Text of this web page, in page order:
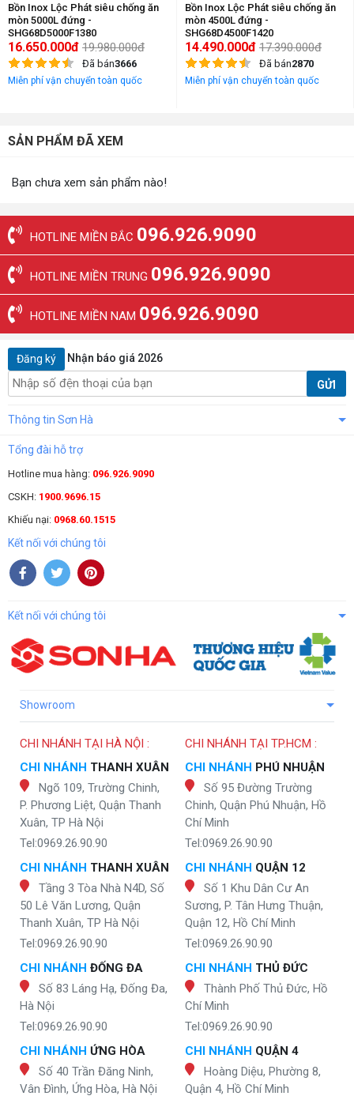
Bồn Inox Lộc Phát siêu chống ăn
mòn 5000L đứng -
SHG68D5000F1380
16.650.000đ 19.980.000đ
Đã bán3666
Miễn phí vận chuyển toàn quốc
Bồn Inox Lộc Phát siêu chống ăn
mòn 4500L đứng -
SHG68D4500F1420
14.490.000đ 17.390.000đ
Đã bán2870
Miễn phí vận chuyển toàn quốc
SẢN PHẨM ĐÃ XEM
Bạn chưa xem sản phẩm nào!
HOTLINE MIỀN BẮC 096.926.9090
HOTLINE MIỀN TRUNG 096.926.9090
HOTLINE MIỀN NAM 096.926.9090
Đăng ký Nhận báo giá 2026
GỬI
Thông tin Sơn Hà
Tổng đài hỗ trợ
Hotline mua hàng: 096.926.9090
CSKH: 1900.9696.15
Khiếu nại: 0968.60.1515
Kết nối với chúng tôi
Kết nối với chúng tôi
Showroom
CHI NHÁNH TẠI HÀ NỘI :
CHI NHÁNH THANH XUÂN
Ngõ 109, Trường Chinh,
P. Phương Liệt, Quận Thanh
Xuân, TP Hà Nội
Tel:0969.26.90.90
CHI NHÁNH THANH XUÂN
Tầng 3 Tòa Nhà N4D, Số
50 Lê Văn Lương, Quận
Thanh Xuân, TP Hà Nội
Tel:0969.26.90.90
CHI NHÁNH ĐỐNG ĐA
Số 83 Láng Hạ, Đống Đa,
Hà Nội
Tel:0969.26.90.90
CHI NHÁNH ỨNG HÒA
Số 40 Trần Đăng Ninh,
Vân Đình, Ứng Hòa, Hà Nội
CHI NHÁNH TẠI TP.HCM :
CHI NHÁNH PHÚ NHUẬN
Số 95 Đường Trường
Chinh, Quận Phú Nhuận, Hồ
Chí Minh
Tel:0969.26.90.90
CHI NHÁNH QUẬN 12
Số 1 Khu Dân Cư An
Sương, P. Tân Hưng Thuận,
Quận 12, Hồ Chí Minh
Tel:0969.26.90.90
CHI NHÁNH THỦ ĐỨC
Thành Phố Thủ Đức, Hồ
Chí Minh
Tel:0969.26.90.90
CHI NHÁNH QUẬN 4
Hoàng Diệu, Phường 8,
Quận 4, Hồ Chí Minh